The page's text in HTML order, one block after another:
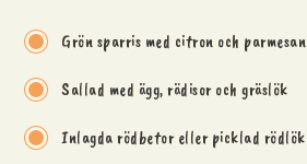
Grön sparris med citron och parmesan
Sallad med ägg, rädisor och gräslök
Inlagda rödbetor eller picklad rödlök